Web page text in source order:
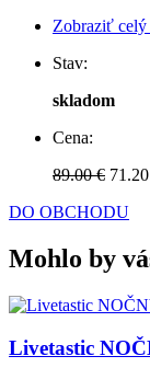
Zobraziť celý
Stav:
skladom
Cena:
89.00 €
DO OBCHODU
Mohlo by
Livetastic